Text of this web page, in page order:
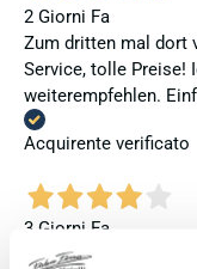
2 Giorni Fa
Zum dritten mal dort
Service, tolle Preise!
weiterempfehlen.
Acquirente verificato
3 Giorni Fa
Ich bin insgesamt